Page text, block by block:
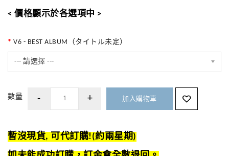
< 價格顯示於各選項中 >
V6 - BEST ALBUM（タイトル未定）
--- 請選擇 ---
數量 加入購物車
暫沒現貨, 可代訂購!(約兩星期)